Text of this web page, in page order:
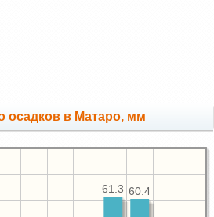
осадков в Матаро, мм
60.4
61.3